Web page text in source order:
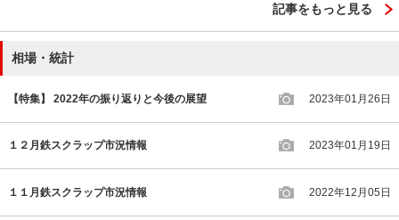
記事をもっと見る
相場・統計
【特集】 2022年の振り返りと今後の展望 2023年01月26日
１２月鉄スクラップ市況情報 2023年01月19日
１１月鉄スクラップ市況情報 2022年12月05日